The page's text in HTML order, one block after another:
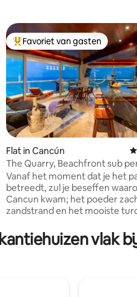
van 4,93 op 5, 179
Topfavoriet van gasten
Favoriet van gasten
Flat in Cancún
The Quarry, Beachfront sub
150m to clubs
Vanaf het moment dat je het
betreedt, zul je beseffen
Cancun kwam; het poeder
zandstrand en het mooiste
vanaf het 180° panoramische
het appartement biedt. Geen detail
vlak